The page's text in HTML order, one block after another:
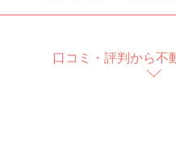
口コミ・評判から不